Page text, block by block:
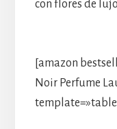
con flores de
[amazon
Noir Perfume